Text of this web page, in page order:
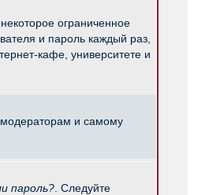
ограниченное
и пароль каждый раз,
кафе, университете и
модераторам и самому
пароль? . Следуйте